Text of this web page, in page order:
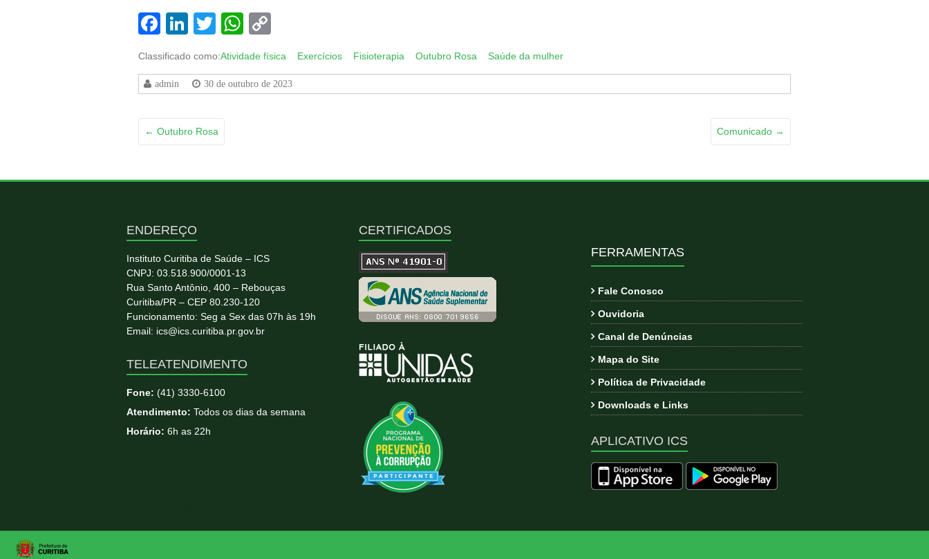
Facebook
LinkedIn
TwitterWhatsApp
Classificado como:Atividade física Exercícios Fisioterapia Outubro Rosa Saúde da mulher
admin 30 de outubro de 2023
← Outubro Rosa Comunicado →
ENDEREÇO
Instituto Curitiba de Saúde – ICS
CNPJ: 03.518.900/0001-13
Rua Santo Antônio, 400 – Rebouças
Curitiba/PR – CEP 80.230-120
Funcionamento: Seg a Sex das 07h às 19h
Email: ics@ics.curitiba.pr.gov.br
TELEATENDIMENTO
Fone: (41) 3330-6100
Atendimento: Todos os dias da semana
Horário: 6h as 22h
CERTIFICADOS
FERRAMENTAS
Fale Conosco
Ouvidoria
Canal de Denúncias
Mapa do Site
Política de Privacidade
Downloads e Links
APLICATIVO ICS